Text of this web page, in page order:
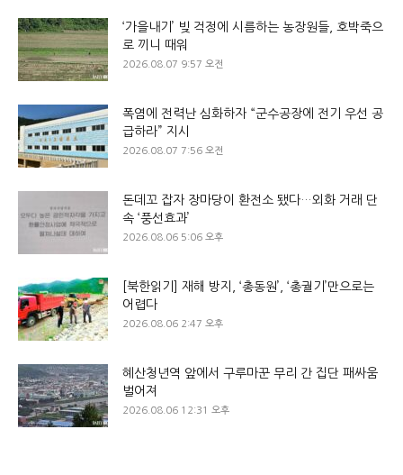
‘가을내기’ 빚 걱정에 시름하는 농장원들, 호박죽으
로 끼니 때워
2026.08.07 9:57 오전
폭염에 전력난 심화하자 “군수공장에 전기 우선 공
급하라” 지시
2026.08.07 7:56 오전
돈데꼬 잡자 장마당이 환전소 됐다…외화 거래 단
속 ‘풍선효과’
2026.08.06 5:06 오후
[북한읽기] 재해 방지, ‘총동원’, ‘총궐기’만으로는
어렵다
2026.08.06 2:47 오후
혜산청년역 앞에서 구루마꾼 무리 간 집단 패싸움
벌어져
2026.08.06 12:31 오후